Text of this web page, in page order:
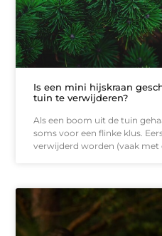
Is een mini hijskraan
tuin te verwijderen?
Als een boom uit de tuin
soms voor een flinke klus.
verwijderd worden (vaak met